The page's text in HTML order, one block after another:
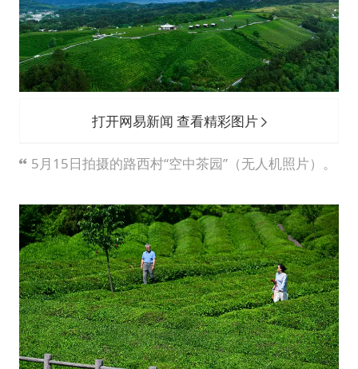
打开网易新闻 查看精彩图片
5月15日拍摄的路西村“空中茶园”（无人机照片）。